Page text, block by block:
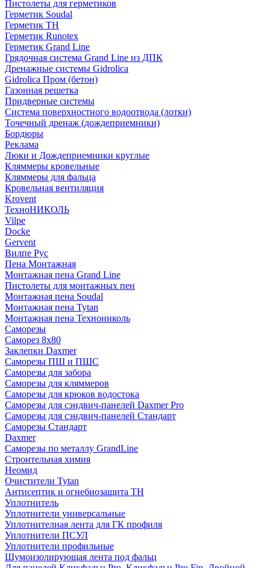
Пистолеты для герметиков
Герметик Soudal
Герметик ТН
Герметик Runotex
Герметик Grand Line
Грядочная система Grand Line из ДПК
Дренажные системы Gidrolica
Gidrolica Пром (бетон)
Газонная решетка
Придверные системы
Система поверхностного водоотвода (лотки)
Точечный дренаж (дождеприемники)
Бордюры
Рекламa
Люки и Дождеприемники круглые
Кляммеры кровельные
Кляммеры для фальца
Кровельная вентиляция
Krovent
ТехноНИКОЛЬ
Vilpe
Docke
Gervent
Вилпе Рус
Пена Монтажнaя
Монтажная пена Grand Linе
Пистолеты для монтажных пен
Монтажная пена Soudal
Монтажная пена Tytan
Монтажная пена Технониколь
Саморезы
Саморез 8х80
Заклепки Daxmer
Саморезы ПШ и ПШС
Саморезы для забора
Саморезы для кляммеров
Саморезы для крюков водостока
Саморезы для сэндвич-панелей Daxmer Pro
Саморезы для сэндвич-панелей Стандарт
Саморезы Стандарт
Daxmer
Саморезы по металлу GrandLine
Строительная химия
Неомид
Очистители Tytan
Антисептик и огнебиозащита ТН
Уплотнитель
Уплотнители универсальные
Уплотнителная лента для ГК профиля
Уплотнители ПСУЛ
Уплотнители профильные
Шумоизолирующая лента под фальц